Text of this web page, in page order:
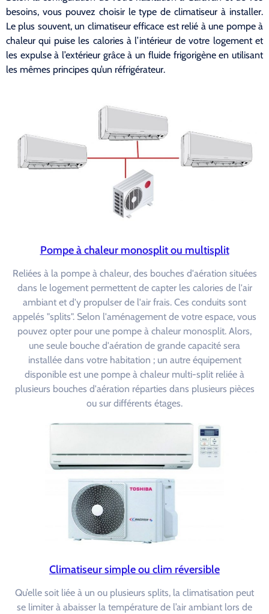
besoins, vous pouvez choisir le type de climatiseur à installer.
Le plus souvent, un climatiseur efficace est relié à une pompe à
chaleur qui puise les calories à l’intérieur de votre logement et
les expulse à l’extérieur grâce à un fluide frigorigène en utilisant
les mêmes principes qu’un réfrigérateur.
Pompe à chaleur monosplit ou multisplit
Reliées à la pompe à chaleur, des bouches d'aération situées
dans le logement permettent de capter les calories de l'air
ambiant et d'y propulser de l'air frais. Ces conduits sont
appelés "splits". Selon l'aménagement de votre espace, vous
pouvez opter pour une pompe à chaleur monosplit. Alors,
une seule bouche d'aération de grande capacité sera
installée dans votre habitation ; un autre équipement
disponible est une pompe à chaleur multi-split reliée à
plusieurs bouches d'aération réparties dans plusieurs pièces
ou sur différents étages.
Climatiseur simple ou clim réversible
Qu’elle soit liée à un ou plusieurs splits, la climatisation peut
se limiter à abaisser la température de l’air ambiant lors de